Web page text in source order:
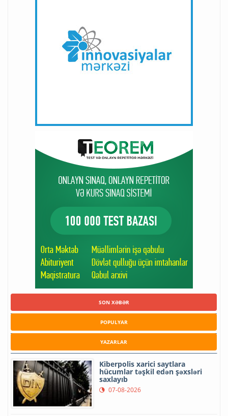
SON XƏBƏR
POPULYAR
YAZARLAR
Kiberpolis xarici saytlara
hücumlar təşkil edən şəxsləri
saxlayıb
07-08-2026